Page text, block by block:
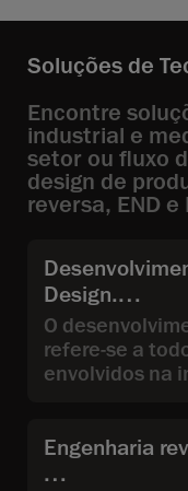
Soluções de
Encontre
industrial e
setor ou fluxo
design de
reversa, END e
Design.
O
refere-se a
envolvidos na
projeto de
Engenharia